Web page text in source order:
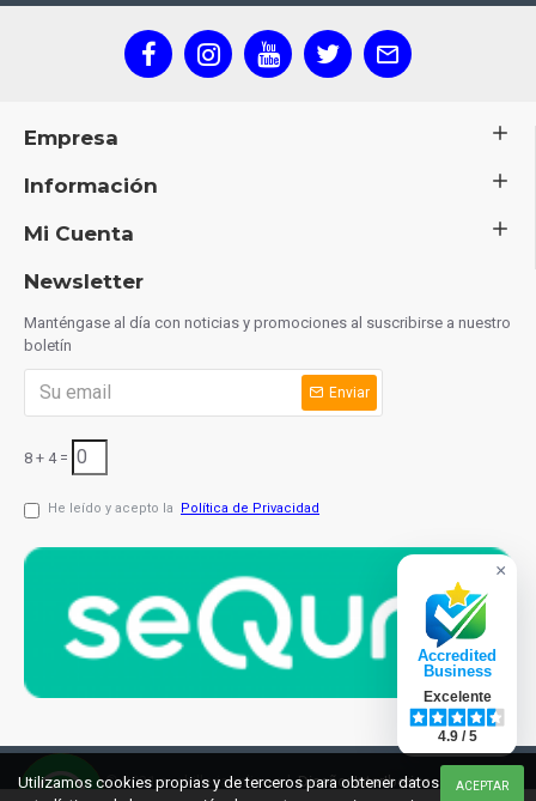
Empresa
Información
Mi Cuenta
Newsletter
Manténgase al día con noticias y promociones al suscribirse a nuestro
boletín
Enviar
8 + 4 =
He leído y acepto la Política de Privacidad
© 2021 cuchilleriaonline.mlDiseño: InterIberica ACEPTAR
Utilizamos cookies propias y de terceros para obtener datos
×
Accredited
Business
Excelente
4.9 / 5